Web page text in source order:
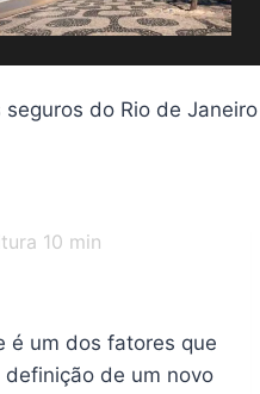
seguros do Rio de Janeiro
10 min
é um dos fatores que
de um novo